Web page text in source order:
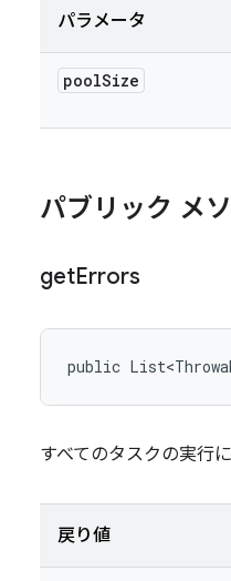
パラメータ
poolSize
パブリック メ
getErrors
public
すべてのタスクの実行
戻り値